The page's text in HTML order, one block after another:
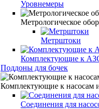
Уровнемеры
Метрологическое
Метрштоки
Комплектующие к
Поддоны для бочек
Комплектующие к насосам
Соединения для